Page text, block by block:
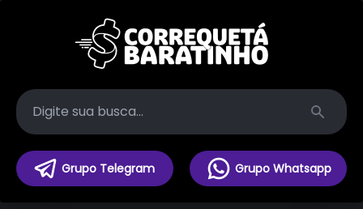
Search
Grupo Telegram Grupo Whatsapp